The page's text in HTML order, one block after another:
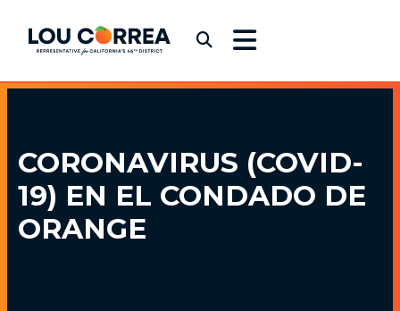
Congressman Lou Correa
CORONAVIRUS (COVID-
19) EN EL CONDADO DE
ORANGE